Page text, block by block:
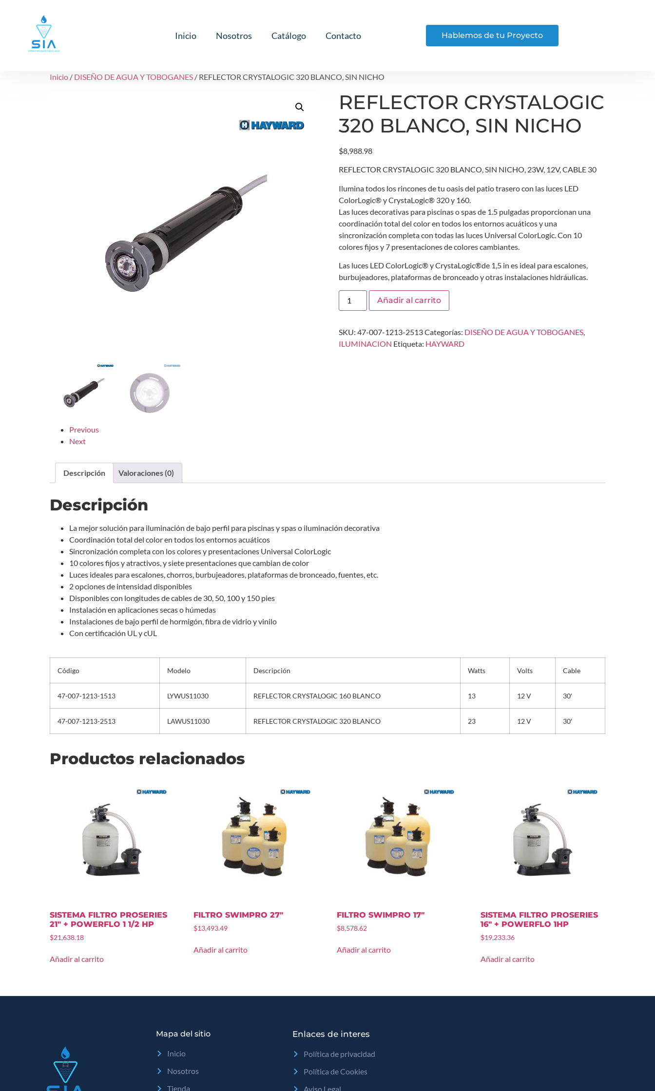
Inicio Nosotros Catálogo Contacto Hablemos de tu Proyecto
Inicio / DISEÑO DE AGUA Y TOBOGANES / REFLECTOR CRYSTALOGIC 320 BLANCO, SIN NICHO
Previous
Next
REFLECTOR CRYSTALOGIC
320 BLANCO, SIN NICHO
$8,988.98
REFLECTOR CRYSTALOGIC 320 BLANCO, SIN NICHO, 23W, 12V, CABLE 30
Ilumina todos los rincones de tu oasis del patio trasero con las luces LED
ColorLogic® y CrystaLogic® 320 y 160.
Las luces decorativas para piscinas o spas de 1.5 pulgadas proporcionan una
coordinación total del color en todos los entornos acuáticos y una
sincronización completa con todas las luces Universal ColorLogic. Con 10
colores fijos y 7 presentaciones de colores cambiantes.
Las luces LED ColorLogic® y CrystaLogic®de 1,5 in es ideal para escalones,
burbujeadores, plataformas de bronceado y otras instalaciones hidráulicas.
Añadir al carrito
SKU: 47-007-1213-2513Categorías: DISEÑO DE AGUA Y TOBOGANES,
ILUMINACION Etiqueta: HAYWARD
Descripción Valoraciones (0)
Descripción
La mejor solución para iluminación de bajo perfil para piscinas y spas o iluminación decorativa
Coordinación total del color en todos los entornos acuáticos
Sincronización completa con los colores y presentaciones Universal ColorLogic
10 colores fijos y atractivos, y siete presentaciones que cambian de color
Luces ideales para escalones, chorros, burbujeadores, plataformas de bronceado, fuentes, etc.
2 opciones de intensidad disponibles
Disponibles con longitudes de cables de 30, 50, 100 y 150 pies
Instalación en aplicaciones secas o húmedas
Instalaciones de bajo perfil de hormigón, fibra de vidrio y vinilo
Con certificación UL y cUL
Código Modelo Descripción Watts Volts Cable
47-007-1213-1513 LYWUS11030 REFLECTOR CRYSTALOGIC 160 BLANCO 13 12 V 30′
47-007-1213-2513 LAWUS11030 REFLECTOR CRYSTALOGIC 320 BLANCO 23 12 V 30′
Productos relacionados
SISTEMA FILTRO PROSERIES
21″ + POWERFLO 1 1/2 HP
$21,638.18
Añadir al carrito
FILTRO SWIMPRO 27″
$13,493.49
Añadir al carrito
FILTRO SWIMPRO 17″
$8,578.62
Añadir al carrito
SISTEMA FILTRO PROSERIES
16″ + POWERFLO 1HP
$19,233.36
Añadir al carrito
Mapa del sitio
Inicio
Nosotros
Tienda
Enlaces de interes
Política de privacidad
Política de Cookies
Aviso Legal